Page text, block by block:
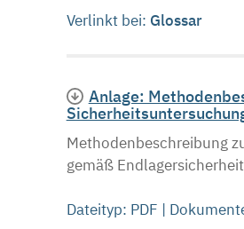
Verlinkt bei: Glossar
Anlage:
Methodenbeschreibung
gemäß
Dateityp: PDF |